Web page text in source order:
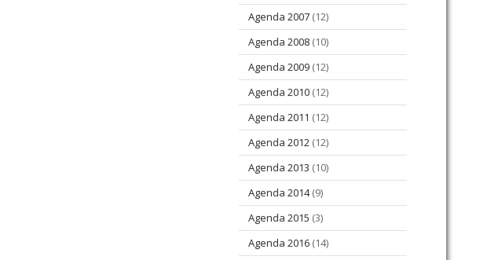
Agenda 2007 (12)
Agenda 2008 (10)
Agenda 2009 (12)
Agenda 2010 (12)
Agenda 2011 (12)
Agenda 2012 (12)
Agenda 2013 (10)
Agenda 2014(9)
Agenda 2015 (3)
Agenda 2016 (14)